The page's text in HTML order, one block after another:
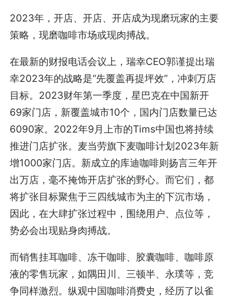
2023年，开店、开店、开店成为现磨玩家的主要
策略，现磨咖啡市场或现肉搏战。
在最新的财报电话会议上，瑞幸CEO郭谨提出瑞
幸2023年的战略是“先覆盖再提坪效”，冲刺万店
目标。2023财年第一季度，星巴克在中国新开
69家门店，新覆盖城市10个，国内门店数量已达
6090家。2022年9月上市的Tims中国也将持续
推进门店扩张。麦当劳旗下麦咖啡计划2023年新
增1000家门店。新成立的库迪咖啡则扬言三年开
出万店，毫不掩饰开店扩张的野心。而它们，都
将扩张目标聚焦于三四线城市为主的下沉市场，
因此，在大肆扩张过程中，围绕用户、点位等，
势必会出现贴身肉搏战。
而销售挂耳咖啡、冻干咖啡、胶囊咖啡、咖啡原
液的零售玩家，如隅田川、三顿半、永璞等，竞
争同样激烈。纵观中国咖啡消费史，经历了以雀